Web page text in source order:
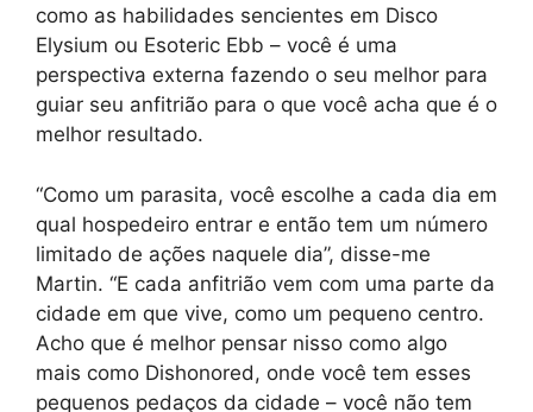
como as habilidades sencientes em Disco
Elysium ou Esoteric Ebb – você é uma
perspectiva externa fazendo o seu melhor para
guiar seu anfitrião para o que você acha que é o
melhor resultado.
“Como um parasita, você escolhe a cada dia em
qual hospedeiro entrar e então tem um número
limitado de ações naquele dia”, disse-me
Martin. “E cada anfitrião vem com uma parte da
cidade em que vive, como um pequeno centro.
Acho que é melhor pensar nisso como algo
mais como Dishonored, onde você tem esses
pequenos pedaços da cidade – você não tem